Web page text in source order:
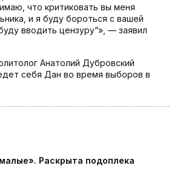
что критиковать вы меня
и я буду бороться с вашей
вводить цензуру“», — заявил
Анатолий Дубровский
себя Дан во время выборов в
Раскрыта подоплека